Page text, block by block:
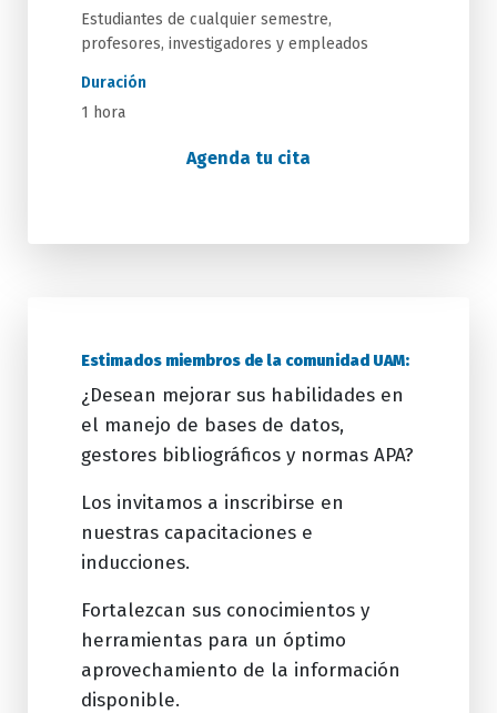
Estudiantes de cualquier semestre,
profesores, investigadores y empleados
Duración
1 hora
Agenda tu cita
Estimados miembros de la comunidad UAM:
¿Desean mejorar sus habilidades en
el manejo de bases de datos,
gestores bibliográficos y normas APA?
Los invitamos a inscribirse en
nuestras capacitaciones e
inducciones.
Fortalezcan sus conocimientos y
herramientas para un óptimo
aprovechamiento de la información
disponible.